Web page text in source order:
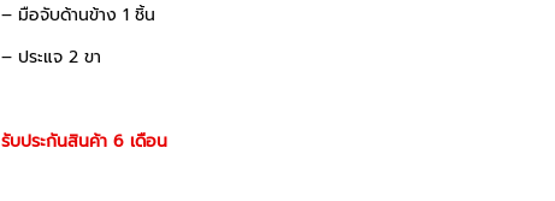
– มือจับด้านข้าง 1 ชิ้น
– ประแจ 2 ขา
รับประกันสินค้า 6 เดือน